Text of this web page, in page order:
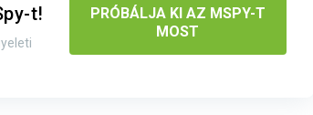
t!
PRÓBÁLJA KI AZ MSPY-T
MOST